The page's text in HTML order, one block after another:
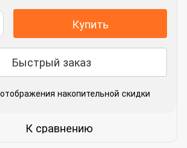
Купить
Быстрый заказ
накопительной скидки
К сравнению